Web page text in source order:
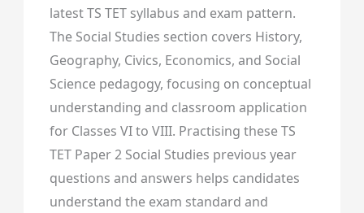
latest TS TET syllabus and exam pattern.
The Social Studies section covers History,
Geography, Civics, Economics, and Social
Science pedagogy, focusing on conceptual
understanding and classroom application
for Classes VI to VIII. Practising these TS
TET Paper 2 Social Studies previous year
questions and answers helps candidates
understand the exam standard and